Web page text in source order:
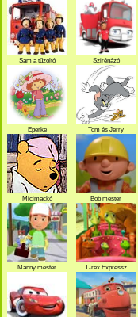
Sam a tűzoltó
Szirénázó
szupercsapat
Eperke Tom és Jerry
Micimackó Bob mester
Manny mester T-rex Expressz